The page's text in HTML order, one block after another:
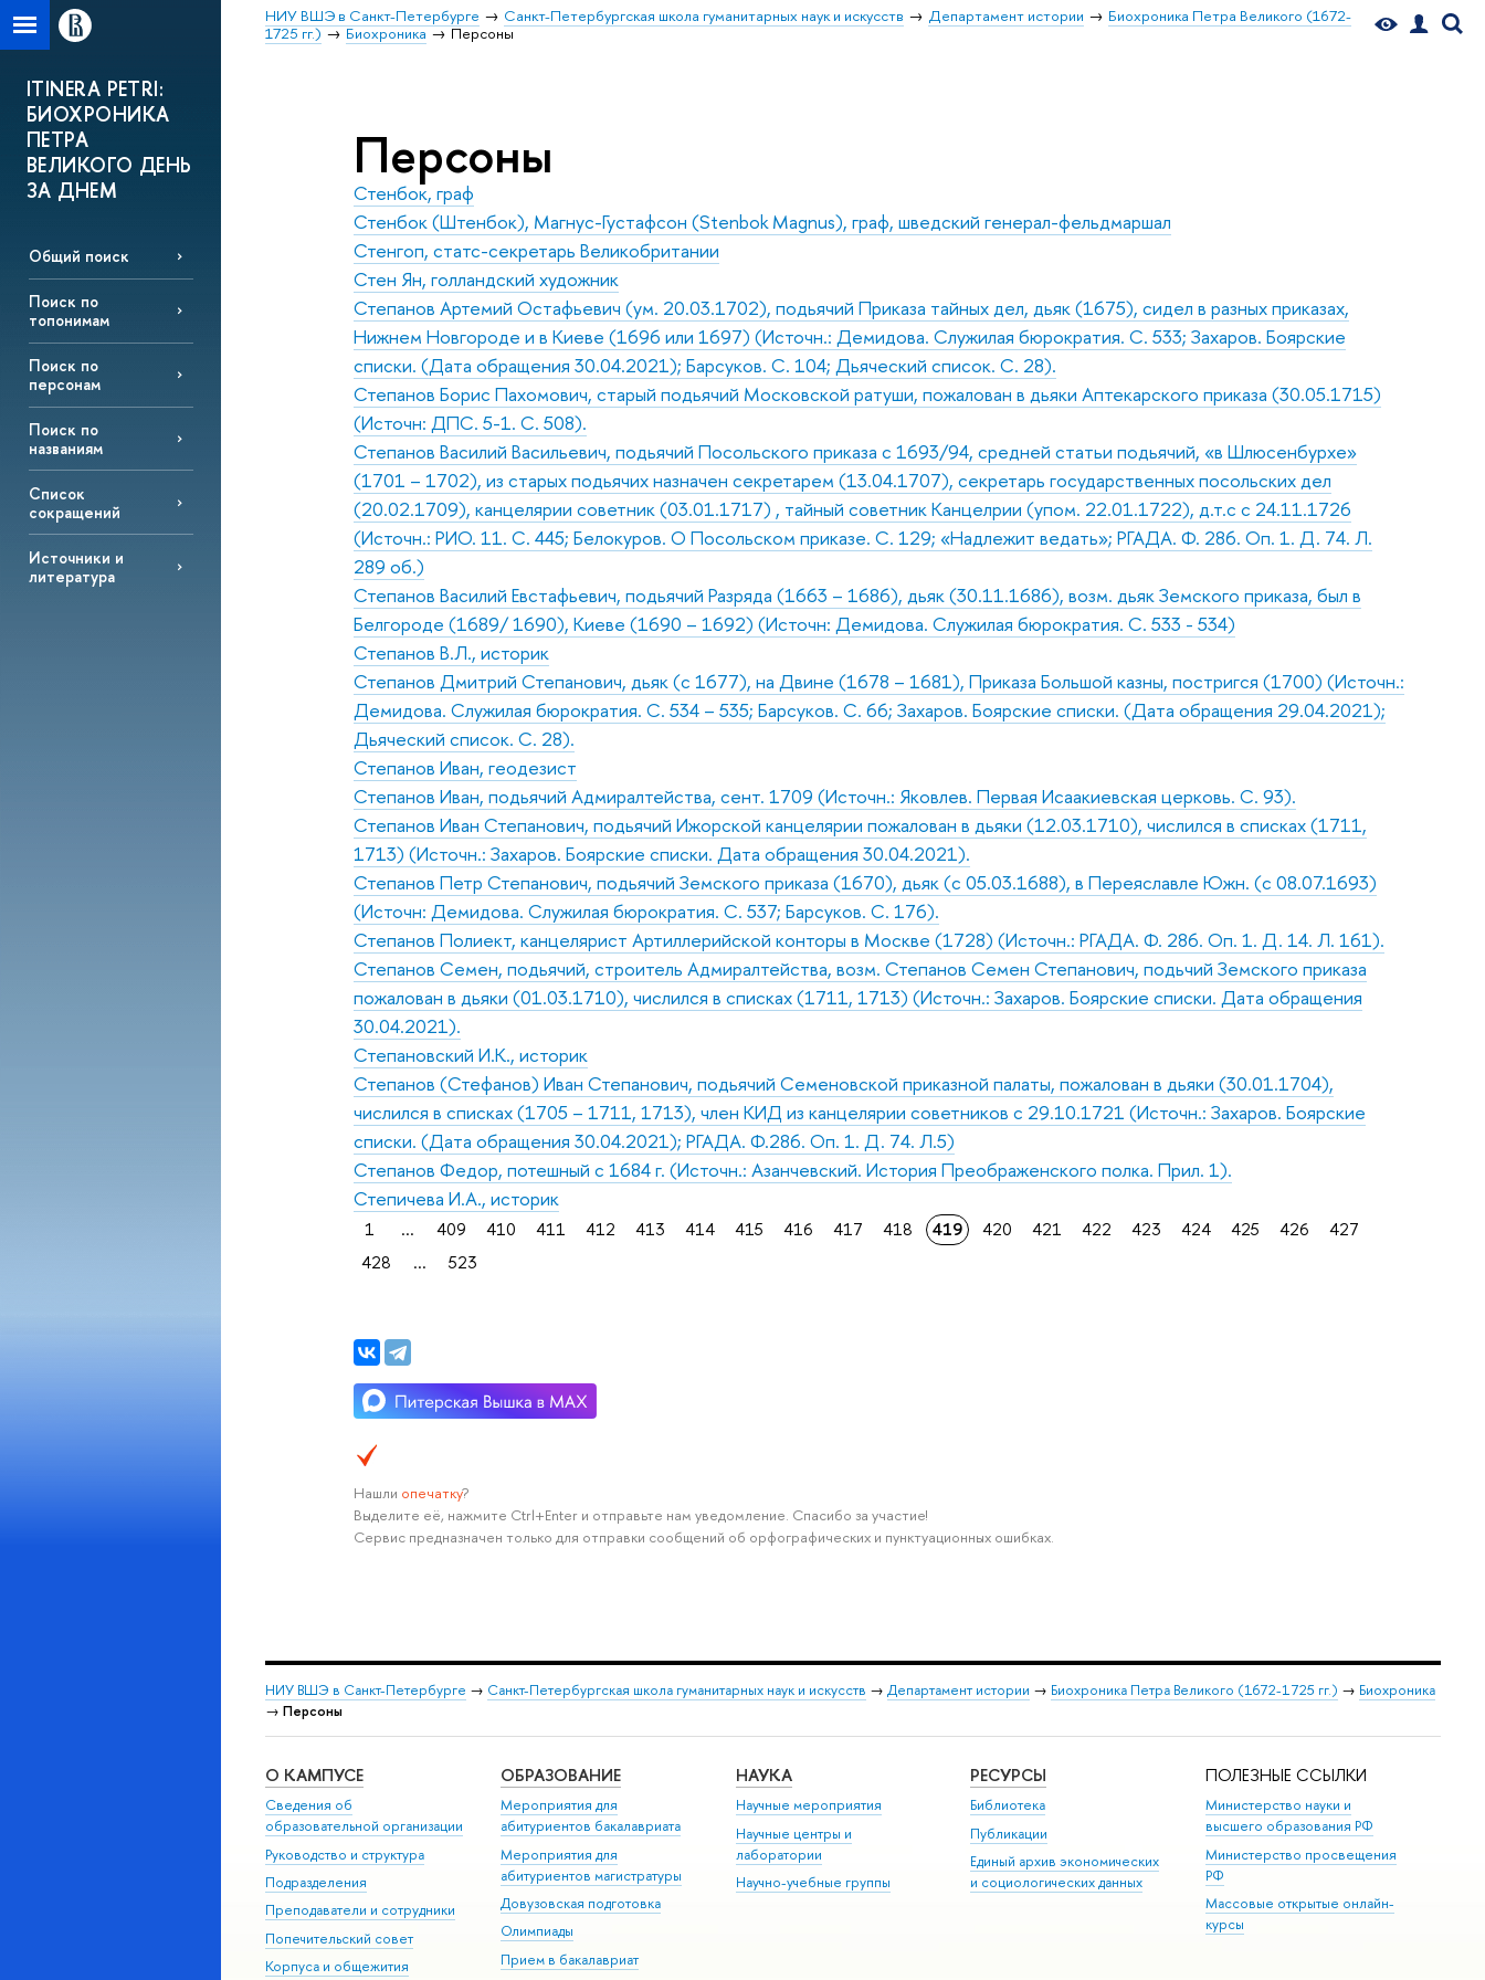
НИУ ВШЭ в Санкт-Петербурге Санкт-Петербургская школа гуманитарных наук и искусств Департамент истории
Биохроника Петра Великого (1672-
1725 гг.)
Биохроника Персоны
ITINERA PETRI:
БИОХРОНИКА
ПЕТРА
ВЕЛИКОГО ДЕНЬ
ЗА ДНЕМ
Общий поиск
Поиск по
топонимам
Поиск по
персонам
Поиск по
названиям
Список
сокращений
Источники и
литература
Персоны
Стенбок, граф
Стенбок (Штенбок), Магнус-Густафсон (Stenbok Magnus), граф, шведский генерал-фельдмаршал
Стенгоп, статс-секретарь Великобритании
Стен Ян, голландский художник
Степанов Артемий Остафьевич (ум. 20.03.1702), подьячий Приказа тайных дел, дьяк (1675), сидел в разных приказах,
Нижнем Новгороде и в Киеве (1696 или 1697) (Источн.: Демидова. Служилая бюрократия. С. 533; Захаров. Боярские
списки. (Дата обращения 30.04.2021); Барсуков. С. 104; Дьяческий список. С. 28).
Степанов Борис Пахомович, старый подьячий Московской ратуши, пожалован в дьяки Аптекарского приказа (30.05.1715)
(Источн: ДПС. 5-1. С. 508).
Степанов Василий Васильевич, подьячий Посольского приказа с 1693/94, средней статьи подьячий, «в Шлюсенбурхе»
(1701 – 1702), из старых подьячих назначен секретарем (13.04.1707), секретарь государственных посольских дел
(20.02.1709), канцелярии советник (03.01.1717) , тайный советник Канцелрии (упом. 22.01.1722), д.т.с с 24.11.1726
(Источн.: РИО. 11. С. 445; Белокуров. О Посольском приказе. С. 129; «Надлежит ведать»; РГАДА. Ф. 286. Оп. 1. Д. 74. Л.
289 об.)
Степанов Василий Евстафьевич, подьячий Разряда (1663 – 1686), дьяк (30.11.1686), возм. дьяк Земского приказа, был в
Белгороде (1689/ 1690), Киеве (1690 – 1692) (Источн: Демидова. Служилая бюрократия. С. 533 - 534)
Степанов В.Л., историк
Степанов Дмитрий Степанович, дьяк (с 1677), на Двине (1678 – 1681), Приказа Большой казны, постригся (1700) (Источн.:
Демидова. Служилая бюрократия. С. 534 – 535; Барсуков. С. 66; Захаров. Боярские списки. (Дата обращения 29.04.2021);
Дьяческий список. С. 28).
Степанов Иван, геодезист
Степанов Иван, подьячий Адмиралтейства, сент. 1709 (Источн.: Яковлев. Первая Исаакиевская церковь. С. 93).
Степанов Иван Степанович, подьячий Ижорской канцелярии пожалован в дьяки (12.03.1710), числился в списках (1711,
1713) (Источн.: Захаров. Боярские списки. Дата обращения 30.04.2021).
Степанов Петр Степанович, подьячий Земского приказа (1670), дьяк (с 05.03.1688), в Переяславле Южн. (с 08.07.1693)
(Источн: Демидова. Служилая бюрократия. С. 537; Барсуков. С. 176).
Степанов Полиект, канцелярист Артиллерийской конторы в Москве (1728) (Источн.: РГАДА. Ф. 286. Оп. 1. Д. 14. Л. 161).
Степанов Семен, подьячий, строитель Адмиралтейства, возм. Степанов Семен Степанович, подьчий Земского приказа
пожалован в дьяки (01.03.1710), числился в списках (1711, 1713) (Источн.: Захаров. Боярские списки. Дата обращения
30.04.2021).
Степановский И.К., историк
Степанов (Стефанов) Иван Степанович, подьячий Семеновской приказной палаты, пожалован в дьяки (30.01.1704),
числился в списках (1705 – 1711, 1713), член КИД из канцелярии советников с 29.10.1721 (Источн.: Захаров. Боярские
списки. (Дата обращения 30.04.2021); РГАДА. Ф.286. Оп. 1. Д. 74. Л.5)
Степанов Федор, потешный с 1684 г. (Источн.: Азанчевский. История Преображенского полка. Прил. 1).
Степичева И.А., историк
1 ... 409 410 411 412 413 414 415 416 417 418 419 420 421 422 423 424 425 426
427
428
... 523
Нашли опечатку?
Выделите её, нажмите Ctrl+Enter и отправьте нам уведомление. Спасибо за участие!
Сервис предназначен только для отправки сообщений об орфографических и пунктуационных ошибках.
НИУ ВШЭ в Санкт-Петербурге → Санкт-Петербургская школа гуманитарных наук и искусств → Департамент истории → Биохроника Петра Великого (1672-1725 гг.) → Биохроника
→ Персоны
О КАМПУСЕ
Сведения об
образовательной организации
Руководство и структура
Подразделения
Преподаватели и сотрудники
Попечительский совет
Корпуса и общежития
ОБРАЗОВАНИЕ
Мероприятия для
абитуриентов бакалавриата
Мероприятия для
абитуриентов магистратуры
Довузовская подготовка
Олимпиады
Прием в бакалавриат
НАУКА
Научные мероприятия
Научные центры и
лаборатории
Научно-учебные группы
РЕСУРСЫ
Библиотека
Публикации
Единый архив экономических
и социологических данных
ПОЛЕЗНЫЕ ССЫЛКИ
Министерство науки и
высшего образования РФ
Министерство просвещения
РФ
Массовые открытые онлайн-
курсы